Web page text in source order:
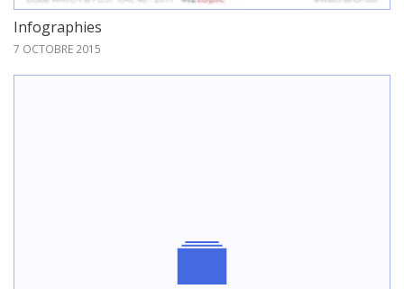
Infographies
7 OCTOBRE 2015